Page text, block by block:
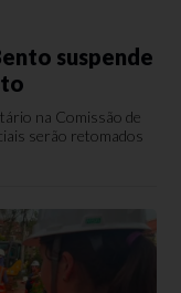
suspende
na Comissão de
serão retomados